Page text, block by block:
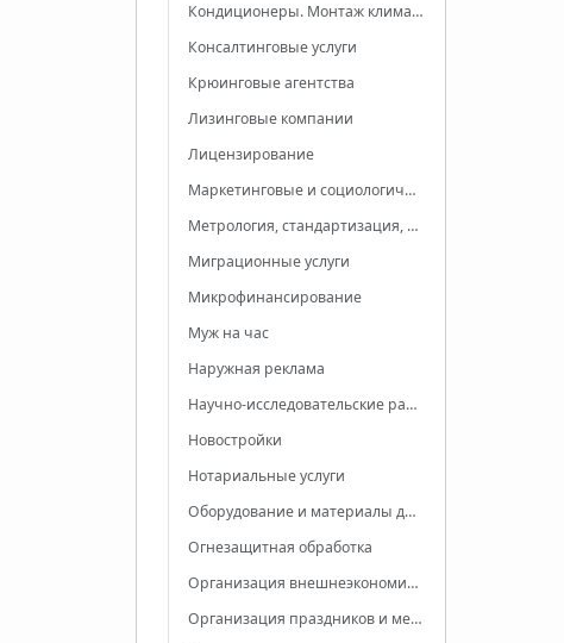
Кондиционеры. Монтаж климатических систем
Консалтинговые услуги
Крюинговые агентства
Лизинговые компании
Лицензирование
Маркетинговые и социологические исследования
Метрология, стандартизация, сертификация
Миграционные услуги
Микрофинансирование
Муж на час
Наружная реклама
Научно-исследовательские работы
Новостройки
Нотариальные услуги
Оборудование и материалы для полиграфии
Огнезащитная обработка
Организация внешнеэкономической деятельности
Организация праздников и мероприятий